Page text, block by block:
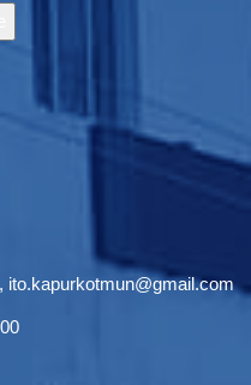
, ito.kapurkotmun@gmail.com